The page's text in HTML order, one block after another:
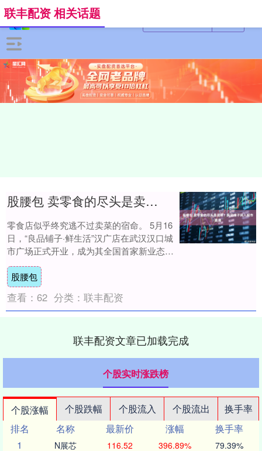
联丰配资 相关话题
股腰包 卖零食的尽头是卖菜？良品铺子闯入超市赛道
零食店似乎终究逃不过卖菜的宿命。 5月16
日，“良品铺子·鲜生活”汉广店在武汉汉口城
市广场正式开业，成为其全国首家新业态超
市。 从品类结构看，这家门店已不再只是....
股腰包
查看： 62 分类： 联丰配资
联丰配资文章已加载完成
个股实时涨跌榜
个股涨幅 个股跌幅 个股流入 个股流出
换手率
排名
名称 最新价 涨幅
换手率
1
N展芯 116.52 396.89% 79.39%